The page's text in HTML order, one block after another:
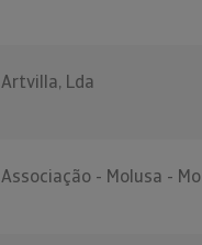
Artvilla, Lda
Associação - Molusa -